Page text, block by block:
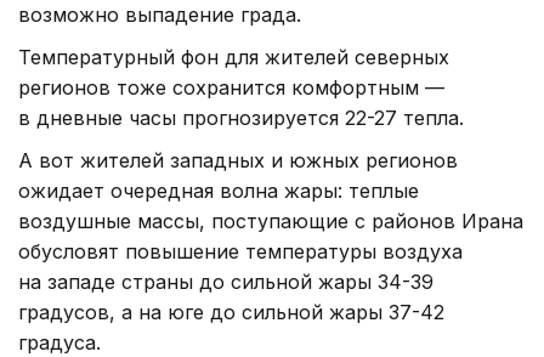
возможно выпадение града.
Температурный фон для жителей северных
регионов тоже сохранится комфортным —
в дневные часы прогнозируется 22-27 тепла.
А вот жителей западных и южных регионов
ожидает очередная волна жары: теплые
воздушные массы, поступающие с районов Ирана
обусловят повышение температуры воздуха
на западе страны до сильной жары 34-39
градусов, а на юге до сильной жары 37-42
градуса.